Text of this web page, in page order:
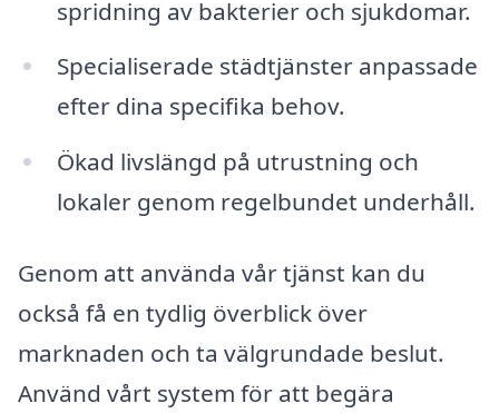
spridning av bakterier och sjukdomar.
Specialiserade städtjänster anpassade
efter dina specifika behov.
Ökad livslängd på utrustning och
lokaler genom regelbundet underhåll.
Genom att använda vår tjänst kan du
också få en tydlig överblick över
marknaden och ta välgrundade beslut.
Använd vårt system för att begära